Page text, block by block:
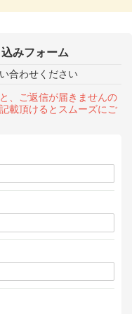
みフォーム
合わせください
、ご返信が届きませんの
載頂けるとスムーズにご